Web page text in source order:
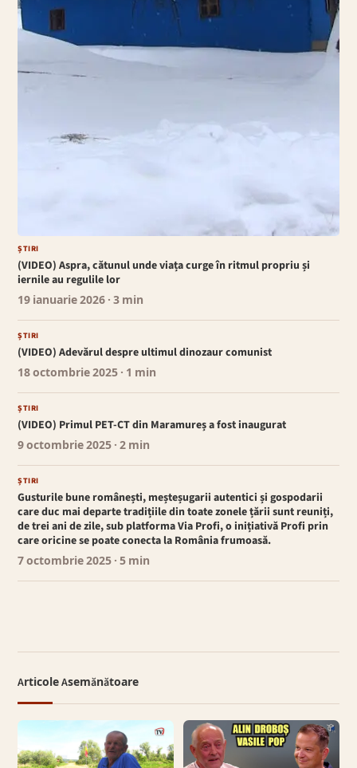
ȘTIRI
(VIDEO) Aspra, cătunul unde viața curge în ritmul propriu și
iernile au regulile lor
19 ianuarie 2026 · 3 min
ȘTIRI
(VIDEO) Adevărul despre ultimul dinozaur comunist
18 octombrie 2025 · 1 min
ȘTIRI
(VIDEO) Primul PET-CT din Maramureș a fost inaugurat
9 octombrie 2025 · 2 min
ȘTIRI
Gusturile bune românești, meșteșugarii autentici și gospodarii
care duc mai departe tradițiile din toate zonele țării sunt reuniți,
de trei ani de zile, sub platforma Via Profi, o inițiativă Profi prin
care oricine se poate conecta la România frumoasă.
7 octombrie 2025 · 5 min
Articole Asemănătoare